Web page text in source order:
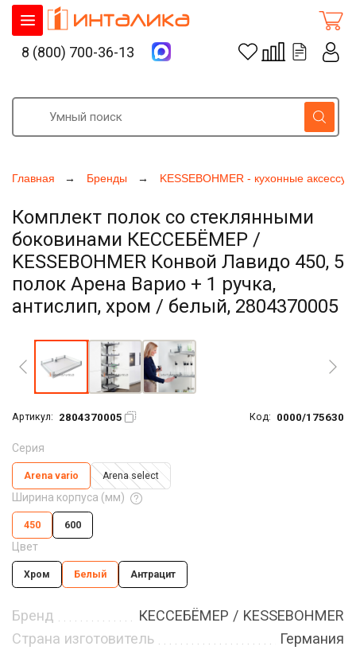
Главная Бренды KESSEBOHMER - кухонные
Комплект полок со стеклянными
боковинами КЕССЕБЁМЕР /
KESSEBOHMER Конвой Лавидо 450, 5
полок Арена Варио + 1 ручка,
антислип, хром / белый, 2804370005
Артикул: 2804370005 Код: 0000/175630
Серия
Arena vario Arena seleсt
Ширина корпуса (мм)
450 600
Цвет
Хром Белый Антрацит
Бренд
КЕССЕБЁМЕР / KESSEBOHMER
Страна изготовитель
Германия
8 (800) 700-36-13